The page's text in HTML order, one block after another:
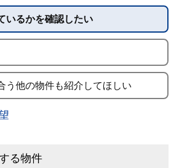
いるかを確認したい
う他の物件も紹介してほしい
る物件